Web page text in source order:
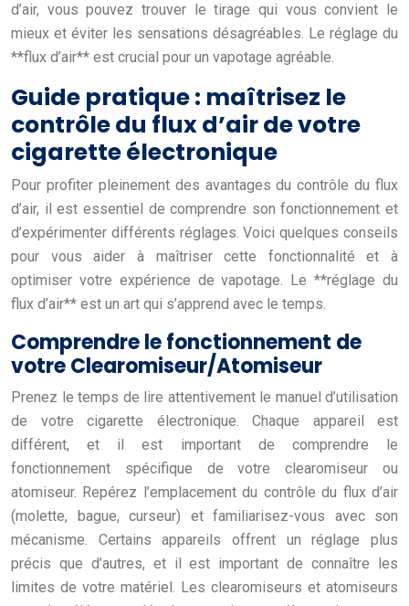
d’air, vous pouvez trouver le tirage qui vous convient le
mieux et éviter les sensations désagréables. Le réglage du
**flux d’air** est crucial pour un vapotage agréable.
Guide pratique : maîtrisez le
contrôle du flux d’air de votre
cigarette électronique
Pour profiter pleinement des avantages du contrôle du flux
d’air, il est essentiel de comprendre son fonctionnement et
d’expérimenter différents réglages. Voici quelques conseils
pour vous aider à maîtriser cette fonctionnalité et à
optimiser votre expérience de vapotage. Le **réglage du
flux d’air** est un art qui s’apprend avec le temps.
Comprendre le fonctionnement de
votre Clearomiseur/Atomiseur
Prenez le temps de lire attentivement le manuel d’utilisation
de votre cigarette électronique. Chaque appareil est
différent, et il est important de comprendre le
fonctionnement spécifique de votre clearomiseur ou
atomiseur. Repérez l’emplacement du contrôle du flux d’air
(molette, bague, curseur) et familiarisez-vous avec son
mécanisme. Certains appareils offrent un réglage plus
précis que d’autres, et il est important de connaître les
limites de votre matériel. Les clearomiseurs et atomiseurs